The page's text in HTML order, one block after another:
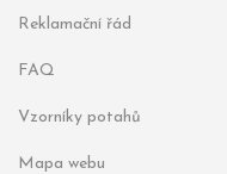
Reklamační řád
FAQ
Vzorníky potahů
Mapa webu